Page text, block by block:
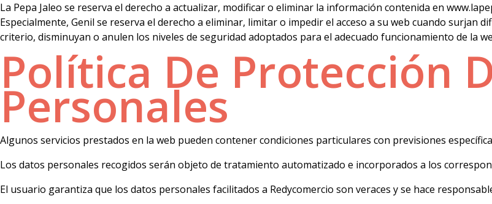
La Pepa Jaleo se reserva el derecho a actualizar, modificar o eliminar la información contenida en
Especialmente, Genil se reserva el derecho a eliminar, limitar o impedir el acceso a su web cuando surjan
criterio, disminuyan o anulen los niveles de seguridad adoptados para el adecuado funcionamiento de la
Política De Protección
Personales
Algunos servicios prestados en la web pueden contener condiciones particulares con previsiones
Los datos personales recogidos serán objeto de tratamiento automatizado e incorporados a los
El usuario garantiza que los datos personales facilitados a Redycomercio son veraces y se hace